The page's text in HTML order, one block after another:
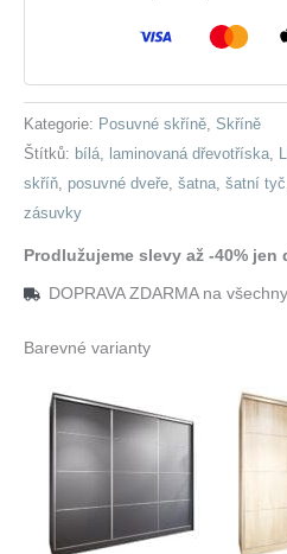
270
bílá
množství
Kategorie: Posuvné skříně, Skříně
Štítků: bílá, laminovaná dřevotříska,
skříň, posuvné dveře, šatna, šatní tyč
zásuvky
Prodlužujeme slevy až -40% jen
DOPRAVA ZDARMA na
Barevné varianty